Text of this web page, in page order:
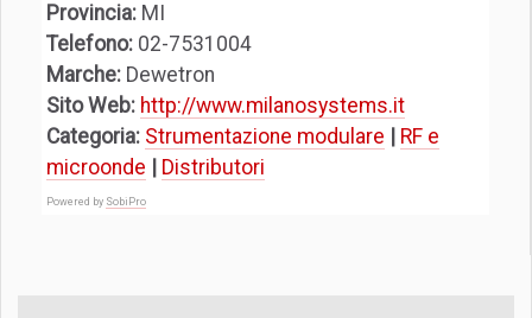
Provincia: MI
Telefono: 02-7531004
Marche: Dewetron
Sito Web: http://www.milanosystems.it
Categoria: Strumentazione modulare
RF e
microonde
Distributori
Powered by SobiPro